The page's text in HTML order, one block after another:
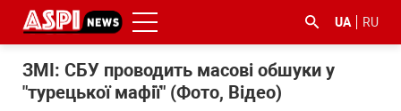
UA RU
ЗМІ: СБУ проводить масові обшуки у
"турецької мафії" (Фото, Відео)